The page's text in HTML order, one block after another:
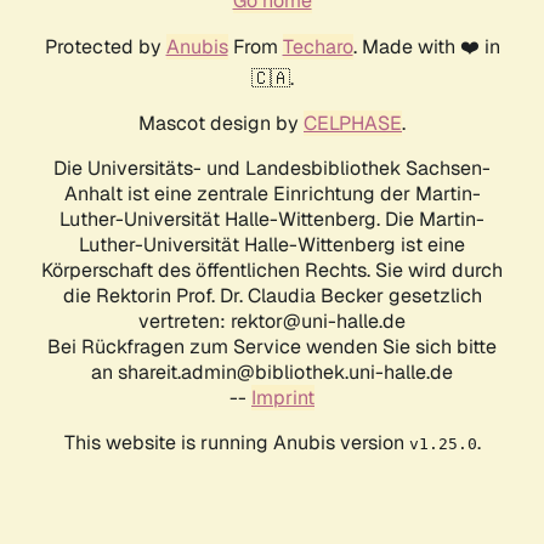
Protected by AnubisFrom Techaro. Made with ❤️ in
🇨🇦.
Mascot design by CELPHASE.
Die Universitäts- und Landesbibliothek Sachsen-
Anhalt ist eine zentrale Einrichtung der Martin-
Luther-Universität Halle-Wittenberg. Die Martin-
Luther-Universität Halle-Wittenberg ist eine
Körperschaft des öffentlichen Rechts. Sie wird durch
die Rektorin Prof. Dr. Claudia Becker gesetzlich
vertreten: rektor@uni-halle.de
Bei Rückfragen zum Service wenden Sie sich bitte
an shareit.admin@bibliothek.uni-halle.de
-- Imprint
This website is running Anubis version v1.25.0.